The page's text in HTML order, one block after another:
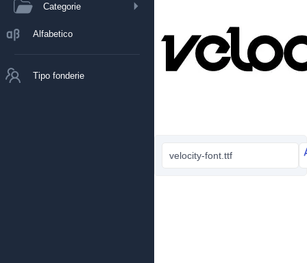
Categorie
Alfabetico
Tipo fonderie
velocity-font.ttf